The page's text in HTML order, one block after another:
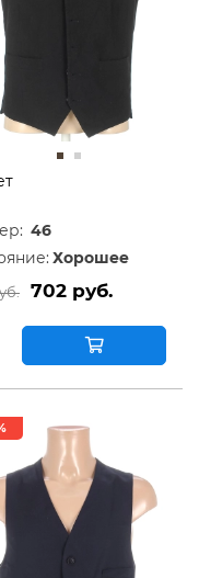
46
Хорошее
702 руб.